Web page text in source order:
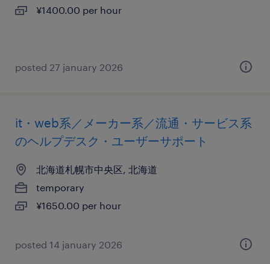
¥1400.00 per hour
posted 27 january 2026
it・web系／メーカー系／流通・サービス系
のヘルプデスク・ユーザーサポート
北海道札幌市中央区, 北海道
temporary
¥1650.00 per hour
posted 14 january 2026